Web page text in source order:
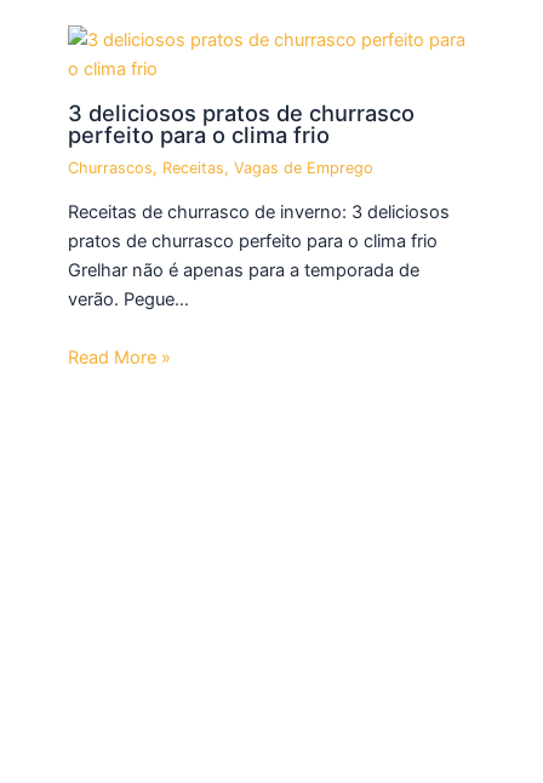
3 deliciosos pratos de churrasco
perfeito para o clima frio
Churrascos, Receitas,Vagas de Emprego
Receitas de churrasco de inverno: 3 deliciosos
pratos de churrasco perfeito para o clima frio
Grelhar não é apenas para a temporada de
verão. Pegue…
Read More »